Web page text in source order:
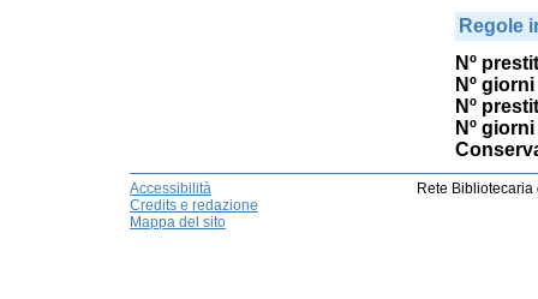
Regole
Nº
Nº
Nº
Nº
Accessibilità
Credits e redazione
Mappa del sito
Rete